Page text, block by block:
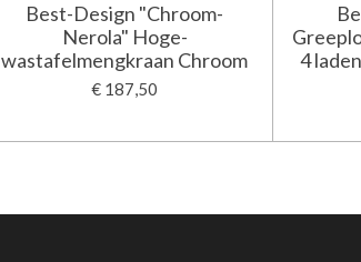
Best-Design "Chroom-
Nerola" Hoge-
wastafelmengkraan Chroom
€ 187,50
4